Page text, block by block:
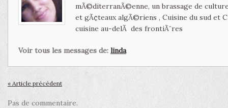
mÃ©diterranÃ©enne, un brassage de
et gÃ¢teaux algÃ©riens , Cuisine du sud et
cuisine au-delÃ des frontiÃ¨res
Voir tous les messages de: linda
« Article précédent
Pas de commentaire.